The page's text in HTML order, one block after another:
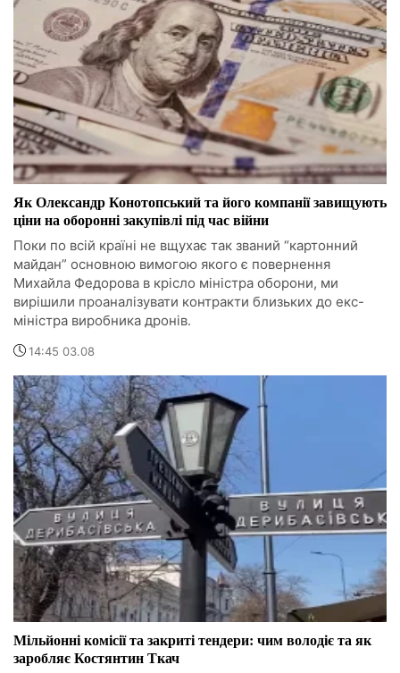
Як Олександр Конотопський та його компанії завищують
ціни на оборонні закупівлі під час війни
Поки по всій країні не вщухає так званий “картонний
майдан” основною вимогою якого є повернення
Михайла Федорова в крісло міністра оборони, ми
вирішили проаналізувати контракти близьких до екс-
міністра виробника дронів.
14:45 03.08
Мільйонні комісії та закриті тендери: чим володіє та як
заробляє Костянтин Ткач